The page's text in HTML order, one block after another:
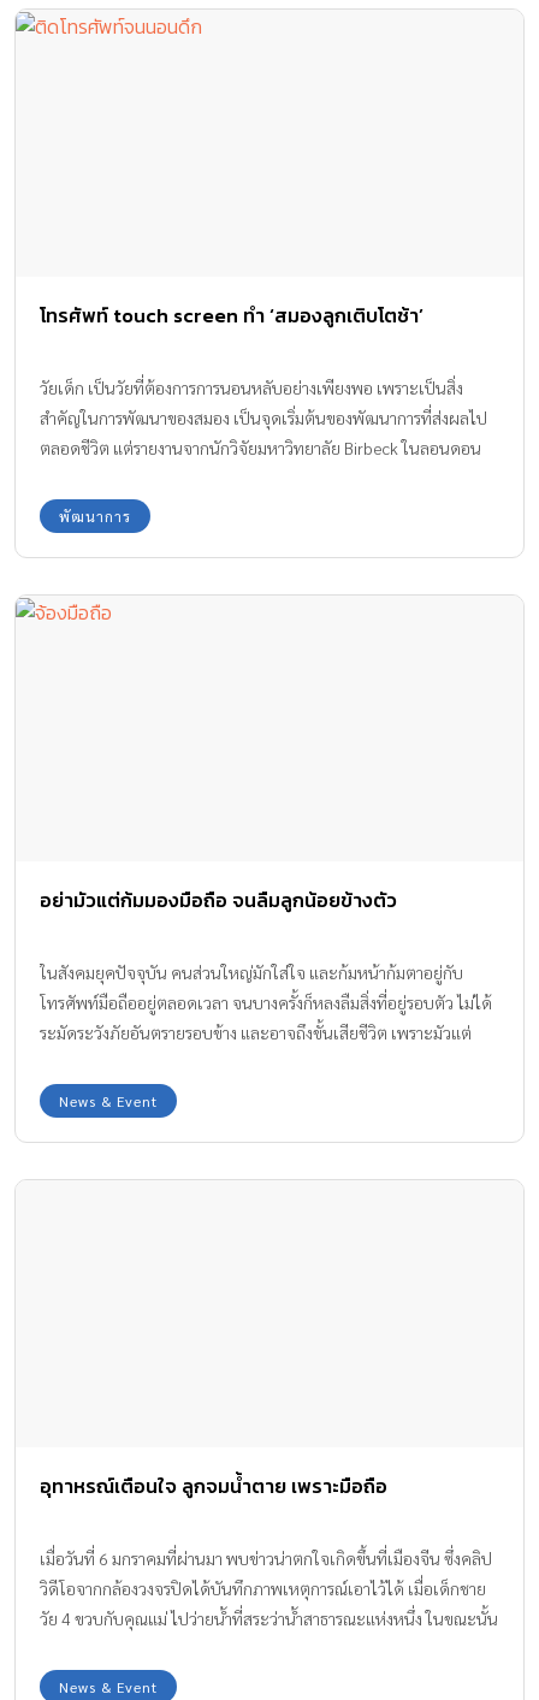
โทรศัพท์ touch screen ทำ ‘สมองลูกเติบโตช้า’
วัยเด็ก เป็นวัยที่ต้องการการนอนหลับอย่างเพียงพอ เพราะเป็นสิ่ง
สำคัญในการพัฒนาของสมอง เป็นจุดเริ่มต้นของพัฒนาการที่ส่งผลไป
ตลอดชีวิต แต่รายงานจากนักวิจัยมหาวิทยาลัย Birbeck ในลอนดอน
สมองช้าลง
พัฒนาการ
อย่ามัวแต่ก้มมองมือถือ จนลืมลูกน้อยข้างตัว
ในสังคมยุคปัจจุบัน คนส่วนใหญ่มักใส่ใจ และก้มหน้าก้มตาอยู่กับ
โทรศัพท์มือถืออยู่ตลอดเวลา จนบางครั้งก็หลงลืมสิ่งที่อยู่รอบตัว ไม่ได้
ระมัดระวังภัยอันตรายรอบข้าง และอาจถึงขั้นเสียชีวิต เพราะมัวแต่
อุทาหรณ์ได้
News & Event
อุทาหรณ์เตือนใจ ลูกจมน้ำตาย เพราะมือถือ
เมื่อวันที่ 6 มกราคมที่ผ่านมา พบข่าวน่าตกใจเกิดขึ้นที่เมืองจีน ซึ่งคลิป
วิดีโอจากกล้องวงจรปิดได้บันทึกภาพเหตุการณ์เอาไว้ได้ เมื่อเด็กชาย
วัย 4 ขวบกับคุณแม่ ไปว่ายน้ำที่สระว่าน้ำสาธารณะแห่งหนึ่ง ในขณะนั้น
น้ำตายNews & Event